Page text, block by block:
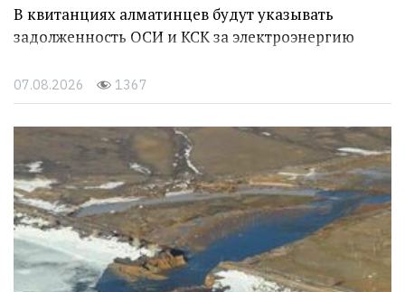
В квитанциях алматинцев будут указывать
задолженность ОСИ и КСК за электроэнергию
07.08.2026 1367